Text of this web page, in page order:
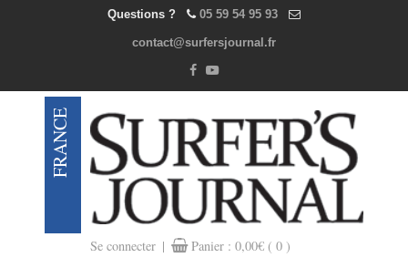
Questions ? 05 59 54 95 93
contact@surfersjournal.fr
Se connecter | Panier : 0,00€ ( 0 )